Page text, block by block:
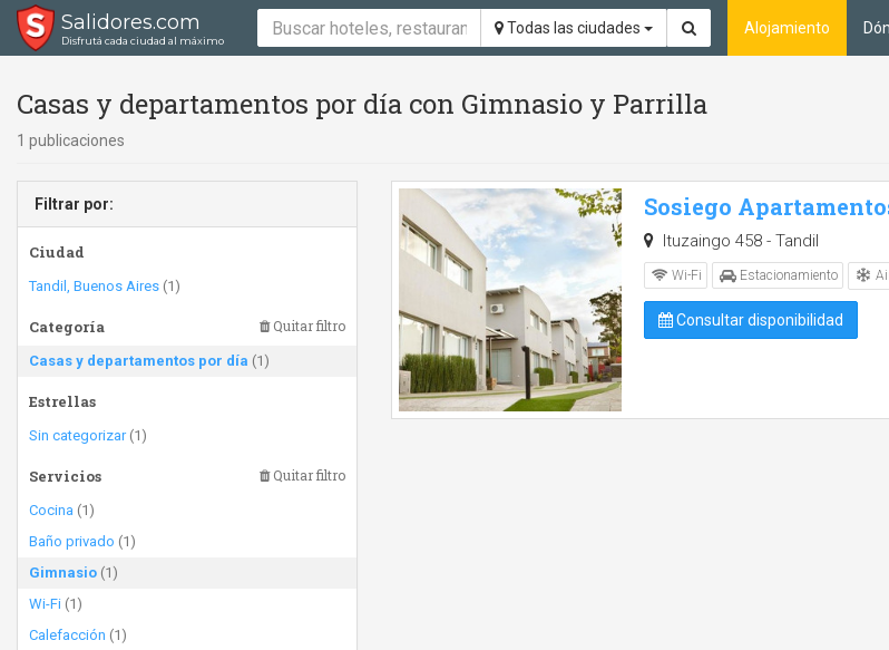
Salidores.com
Disfrutá cada ciudad al máximo
Todas las ciudades Alojamiento
Casas y departamentos por día con Gimnasio y Parrilla
1 publicaciones
Filtrar por:
Ciudad
Tandil, Buenos Aires (1)
Categoría Quitar filtro
Casas y departamentos por día (1)
Estrellas
Sin categorizar(1)
Servicios Quitar filtro
Cocina (1)
Baño privado (1)
Gimnasio (1)
Wi-Fi (1)
Calefacción (1)
Sosiego
Ituzaingo 458 - Tandil
Wi-Fi Estacionamiento
Consultar disponibilidad